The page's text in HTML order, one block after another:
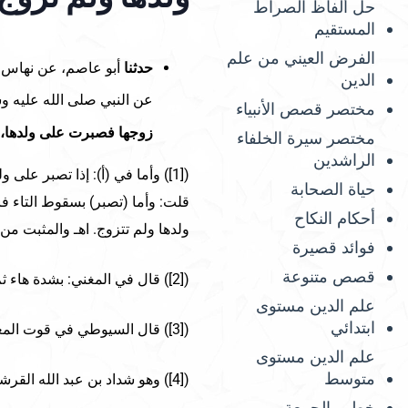
حل ألفاظ الصراط
المستقيم
الفرض العيني من علم
الدين
مختصر قصص الأنبياء
مختصر سيرة الخلفاء
الراشدين
حياة الصحابة
أحكام النكاح
فوائد قصيرة
قصص متنوعة
علم الدين مستوى
ابتدائي
علم الدين مستوى
متوسط
حدثنا أبو عاصم، عن نهاس
عن النبي صلى الله عليه
زوجها فصبرت على ولدها،
([1]) وأما في (أ): إذا تصبر على
قلت: وأما (تصبر) بسقوط
ولدها ولم تتزوج. اهـ والمثبت
([2]) قال في المغني: بشدة هاء ثم مهملة. اهـ.
([3]) قال السيوطي في قوت المغتذي: بفتح القاف وسكون الهاء. اهـ.
([4]) وهو شداد بن عبد الله القرشي أبو عمار. اهـ.